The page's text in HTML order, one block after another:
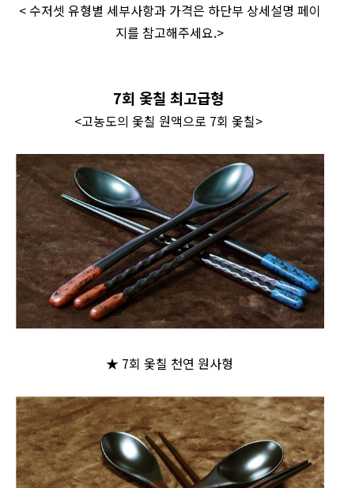
< 수저셋 유형별 세부사항과 가격은 하단부 상세설명 페이
지를 참고해주세요.>
7회 옻칠 최고급형
<고농도의 옻칠 원액으로 7회 옻칠>
★ 7회 옻칠 천연 원사형